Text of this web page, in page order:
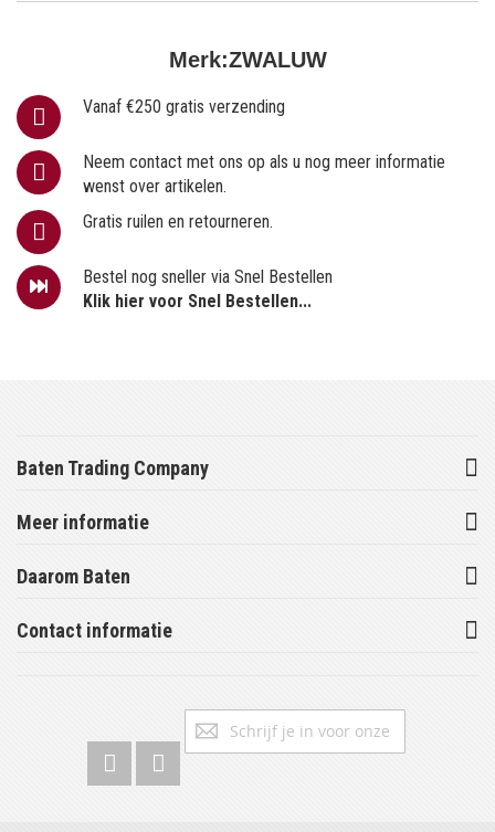
Merk:ZWALUW
Vanaf €250 gratis verzending
Neem contact met ons op als u nog meer informatie
wenst over artikelen.
Gratis ruilen en retourneren.
Bestel nog sneller via Snel Bestellen
Klik hier voor Snel Bestellen...
Baten Trading Company
Meer informatie
Daarom Baten
Contact informatie
Abonneer